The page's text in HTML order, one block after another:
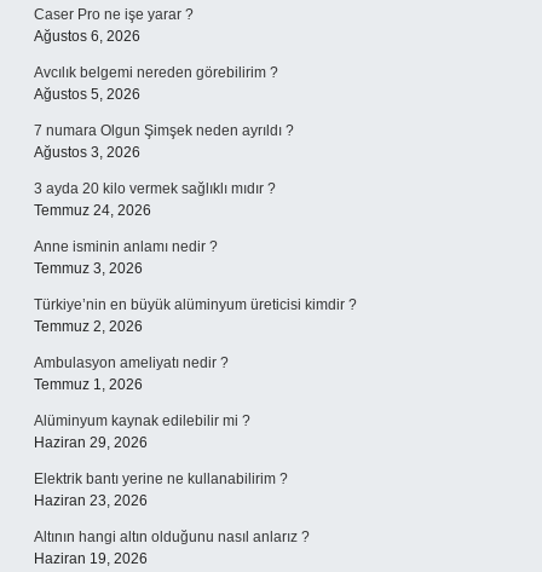
Caser Pro ne işe yarar ?
Ağustos 6, 2026
Avcılık belgemi nereden görebilirim ?
Ağustos 5, 2026
7 numara Olgun Şimşek neden ayrıldı ?
Ağustos 3, 2026
3 ayda 20 kilo vermek sağlıklı mıdır ?
Temmuz 24, 2026
Anne isminin anlamı nedir ?
Temmuz 3, 2026
Türkiye’nin en büyük alüminyum üreticisi kimdir ?
Temmuz 2, 2026
Ambulasyon ameliyatı nedir ?
Temmuz 1, 2026
Alüminyum kaynak edilebilir mi ?
Haziran 29, 2026
Elektrik bantı yerine ne kullanabilirim ?
Haziran 23, 2026
Altının hangi altın olduğunu nasıl anlarız ?
Haziran 19, 2026